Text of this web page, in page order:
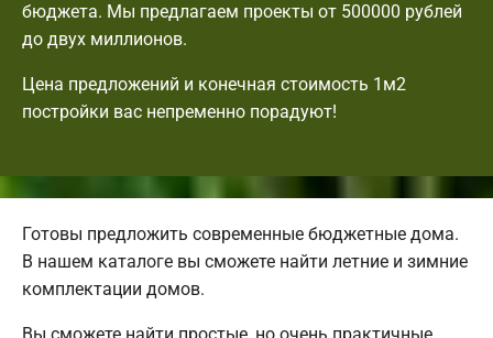
бюджета. Мы предлагаем проекты от 500000 рублей
до двух миллионов.
Цена предложений и конечная стоимость 1м2
постройки вас непременно порадуют!
Готовы предложить современные бюджетные дома.
В нашем каталоге вы сможете найти летние и зимние
комплектации домов.
Вы сможете найти простые, но очень практичные